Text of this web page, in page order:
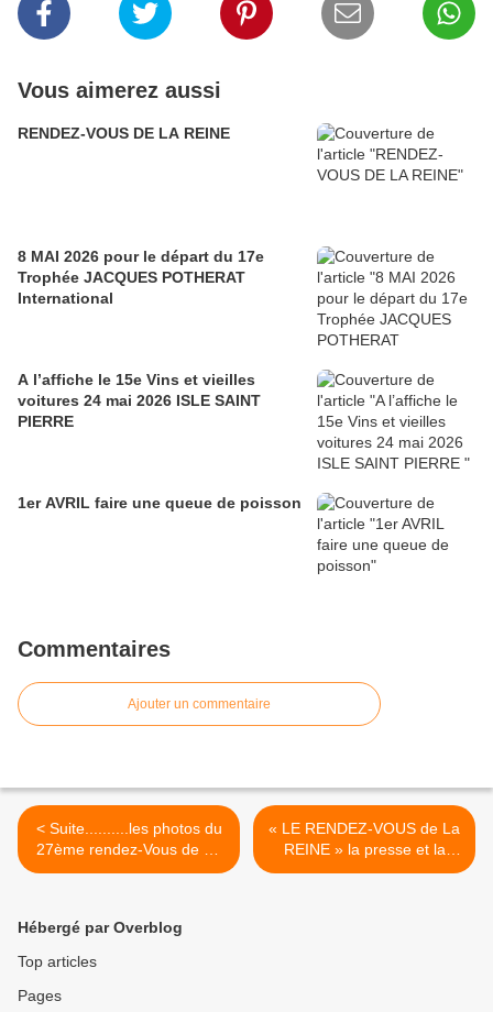
Vous aimerez aussi
RENDEZ-VOUS DE LA REINE
8 MAI 2026 pour le départ du 17e
Trophée JACQUES POTHERAT
International
A l’affiche le 15e Vins et vieilles
voitures 24 mai 2026 ISLE SAINT
PIERRE
1er AVRIL faire une queue de poisson
Commentaires
Ajouter un commentaire
< Suite..........les photos du
27ème rendez-Vous de La
REINE
« LE RENDEZ-VOUS de La
REINE » la presse et la
radio en parle >
Hébergé par Overblog
Top articles
Pages